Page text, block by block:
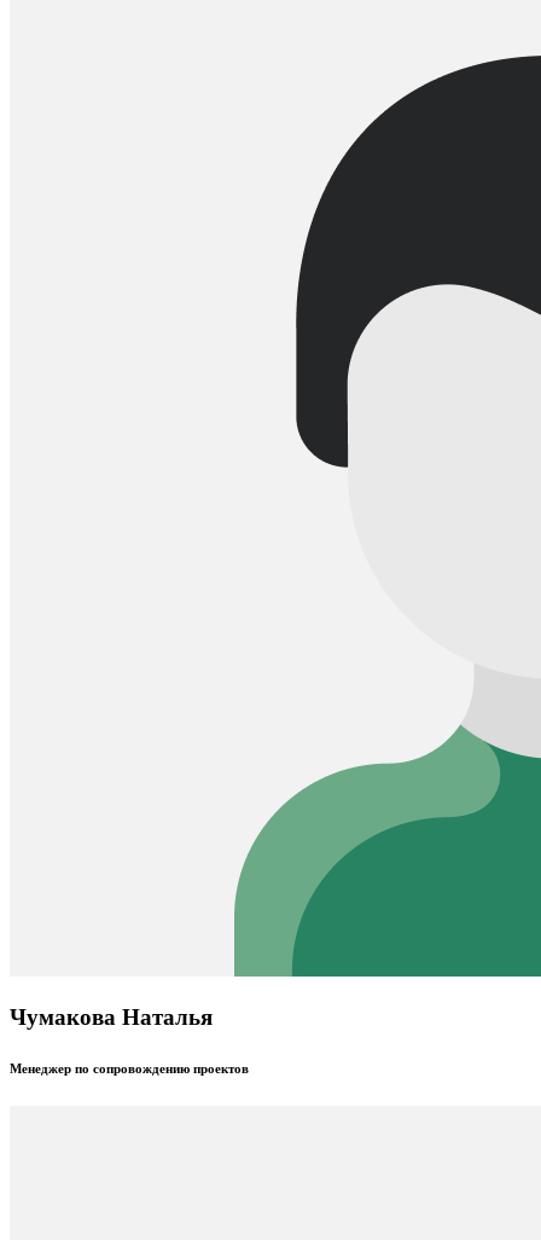
Чумакова Наталья
Менеджер по сопровождению проектов